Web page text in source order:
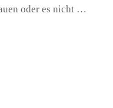
oder es nicht …